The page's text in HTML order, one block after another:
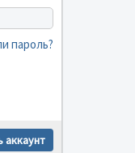
пароль?
аккаунт